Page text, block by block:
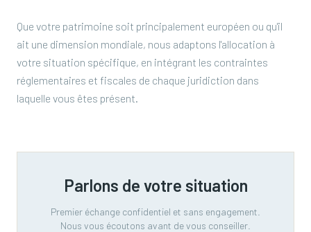
Que votre patrimoine soit principalement européen ou qu'il
ait une dimension mondiale, nous adaptons l'allocation à
votre situation spécifique, en intégrant les contraintes
réglementaires et fiscales de chaque juridiction dans
laquelle vous êtes présent.
Parlons de votre situation
Premier échange confidentiel et sans engagement.
Nous vous écoutons avant de vous conseiller.